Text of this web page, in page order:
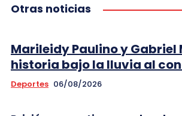
Otras noticias
Marileidy Paulino y
historia bajo la lluvia al
Deportes 06/08/2026